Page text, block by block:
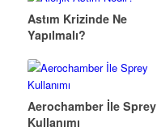
Astım Krizinde Ne
Yapılmalı?
Aerochamber İle Sprey
Kullanımı